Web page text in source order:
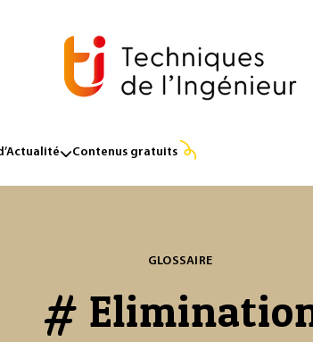
Contenus gratuits
GLOSSAIRE
#